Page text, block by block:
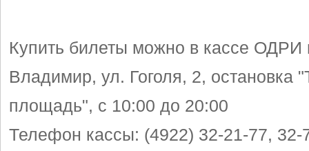
Купить билеты можно в кассе ОДРИ
Владимир, ул. Гоголя, 2, остановка
площадь", с 10:00 до 20:00
Телефон кассы: (4922) 32-21-77, 32-